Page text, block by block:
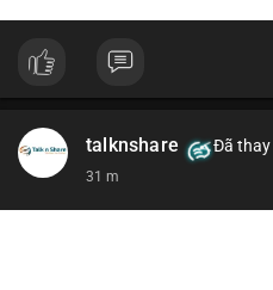
talknshare Đã thay
31 m